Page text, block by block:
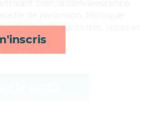
repassage, activités, repas et
habillage*